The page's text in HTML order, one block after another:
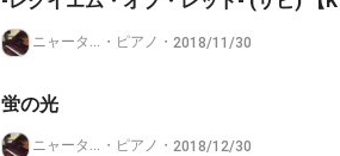
ニャータイプ@nana非公認クリエイター
・ ピアノ ・ 2018/11/30
蛍の光
ニャータイプ@nana非公認クリエイター
・ ピアノ ・ 2018/12/30